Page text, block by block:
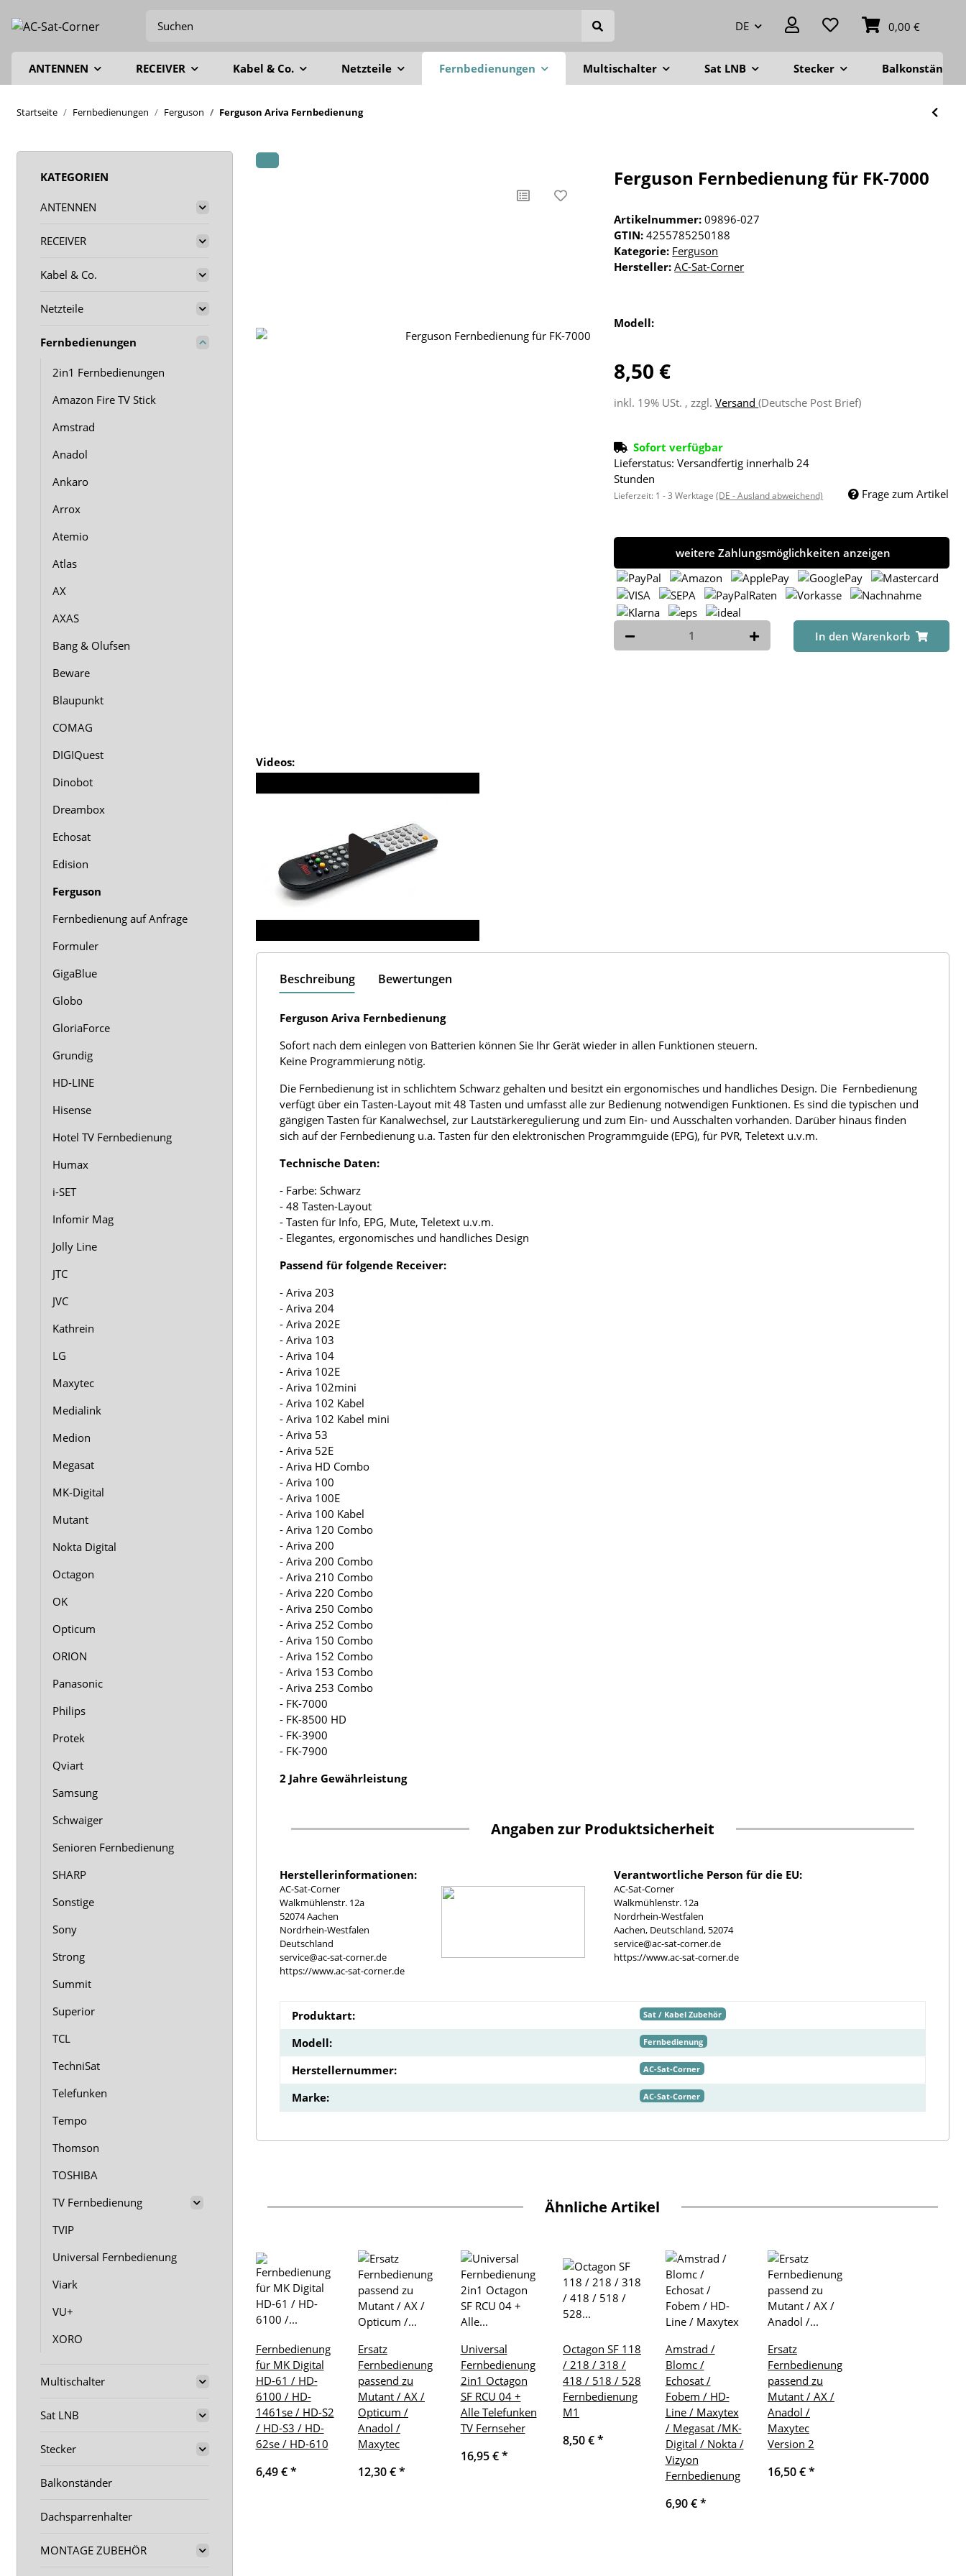
DE 0,00 €
ANTENNEN RECEIVER Kabel & Co. Netzteile Fernbedienungen Multischalter Sat LNB Stecker Balkonständer
Startseite Fernbedienungen Ferguson Ferguson Ariva Fernbedienung
Ferguson Fernbedienung für FK-7000
Artikelnummer:09896-027
GTIN: 4255785250188
Kategorie: Ferguson
Hersteller: AC-Sat-Corner
Modell:
8,50 €
inkl. 19% USt. , zzgl.Versand(Deutsche Post Brief)
Sofort verfügbar
Lieferstatus: Versandfertig innerhalb 24
Stunden
Lieferzeit: 1 - 3 Werktage(DE - Ausland abweichend) Frage zum Artikel
weitere Zahlungsmöglichkeiten anzeigen
In den Warenkorb
Videos:
Beschreibung Bewertungen
Ferguson Ariva Fernbedienung
Sofort nach dem einlegen von Batterien können Sie Ihr Gerät wieder in allen Funktionen steuern.
Keine Programmierung nötig.
Die Fernbedienung ist in schlichtem Schwarz gehalten und besitzt ein ergonomisches und handliches Design. Die Fernbedienung
verfügt über ein Tasten-Layout mit 48 Tasten und umfasst alle zur Bedienung notwendigen Funktionen. Es sind die typischen und
gängigen Tasten für Kanalwechsel, zur Lautstärkeregulierung und zum Ein- und Ausschalten vorhanden. Darüber hinaus finden
sich auf der Fernbedienung u.a. Tasten für den elektronischen Programmguide (EPG), für PVR, Teletext u.v.m.
Technische Daten:
- Farbe: Schwarz
- 48 Tasten-Layout
- Tasten für Info, EPG, Mute, Teletext u.v.m.
- Elegantes, ergonomisches und handliches Design
Passend für folgende Receiver:
- Ariva 203
- Ariva 204
- Ariva 202E
- Ariva 103
- Ariva 104
- Ariva 102E
- Ariva 102mini
- Ariva 102 Kabel
- Ariva 102 Kabel mini
- Ariva 53
- Ariva 52E
- Ariva HD Combo
- Ariva 100
- Ariva 100E
- Ariva 100 Kabel
- Ariva 120 Combo
- Ariva 200
- Ariva 200 Combo
- Ariva 210 Combo
- Ariva 220 Combo
- Ariva 250 Combo
- Ariva 252 Combo
- Ariva 150 Combo
- Ariva 152 Combo
- Ariva 153 Combo
- Ariva 253 Combo
- FK-7000
- FK-8500 HD
- FK-3900
- FK-7900
2 Jahre Gewährleistung
Angaben zur Produktsicherheit
Herstellerinformationen:
AC-Sat-Corner
Walkmühlenstr. 12a
52074 Aachen
Nordrhein-Westfalen
Deutschland
service@ac-sat-corner.de
https://www.ac-sat-corner.de
Verantwortliche Person für die EU:
AC-Sat-Corner
Walkmühlenstr. 12a
Nordrhein-Westfalen
Aachen, Deutschland, 52074
service@ac-sat-corner.de
https://www.ac-sat-corner.de
Produktart: Sat / Kabel Zubehör
Modell: Fernbedienung
Herstellernummer: AC-Sat-Corner
Marke: AC-Sat-Corner
Ähnliche Artikel
Fernbedienung
für MK Digital
HD-61 / HD-
6100 / HD-
1461se / HD-S2
/ HD-S3 / HD-
62se / HD-610
6,49 €*
Ersatz
Fernbedienung
passend zu
Mutant / AX /
Opticum /
Anadol /
Maxytec
12,30 €*
Universal
Fernbedienung
2in1 Octagon
SF RCU 04 +
Alle Telefunken
TV Fernseher
16,95 €*
Octagon SF 118
/ 218 / 318 /
418 / 518 / 528
Fernbedienung
M1
8,50 €*
Amstrad /
Blomc /
Echosat /
Fobem / HD-
Line / Maxytex
/ Megasat /MK-
Digital / Nokta /
Vizyon
Fernbedienung
6,90 €*
Ersatz
Fernbedienung
passend zu
Mutant / AX /
Anadol /
Maxytec
Version 2
16,50 €*
KATEGORIEN
ANTENNEN
RECEIVER
Kabel & Co.
Netzteile
Fernbedienungen
2in1 Fernbedienungen
Amazon Fire TV Stick
Amstrad
Anadol
Ankaro
Arrox
Atemio
Atlas
AX
AXAS
Bang & Olufsen
Beware
Blaupunkt
COMAG
DIGIQuest
Dinobot
Dreambox
Echosat
Edision
Ferguson
Fernbedienung auf Anfrage
Formuler
GigaBlue
Globo
GloriaForce
Grundig
HD-LINE
Hisense
Hotel TV Fernbedienung
Humax
i-SET
Infomir Mag
Jolly Line
JTC
JVC
Kathrein
LG
Maxytec
Medialink
Medion
Megasat
MK-Digital
Mutant
Nokta Digital
Octagon
OK
Opticum
ORION
Panasonic
Philips
Protek
Qviart
Samsung
Schwaiger
Senioren Fernbedienung
SHARP
Sonstige
Sony
Strong
Summit
Superior
TCL
TechniSat
Telefunken
Tempo
Thomson
TOSHIBA
TV Fernbedienung
TVIP
Universal Fernbedienung
Viark
VU+
XORO
Multischalter
Sat LNB
Stecker
Balkonständer
Dachsparrenhalter
MONTAGE ZUBEHÖR